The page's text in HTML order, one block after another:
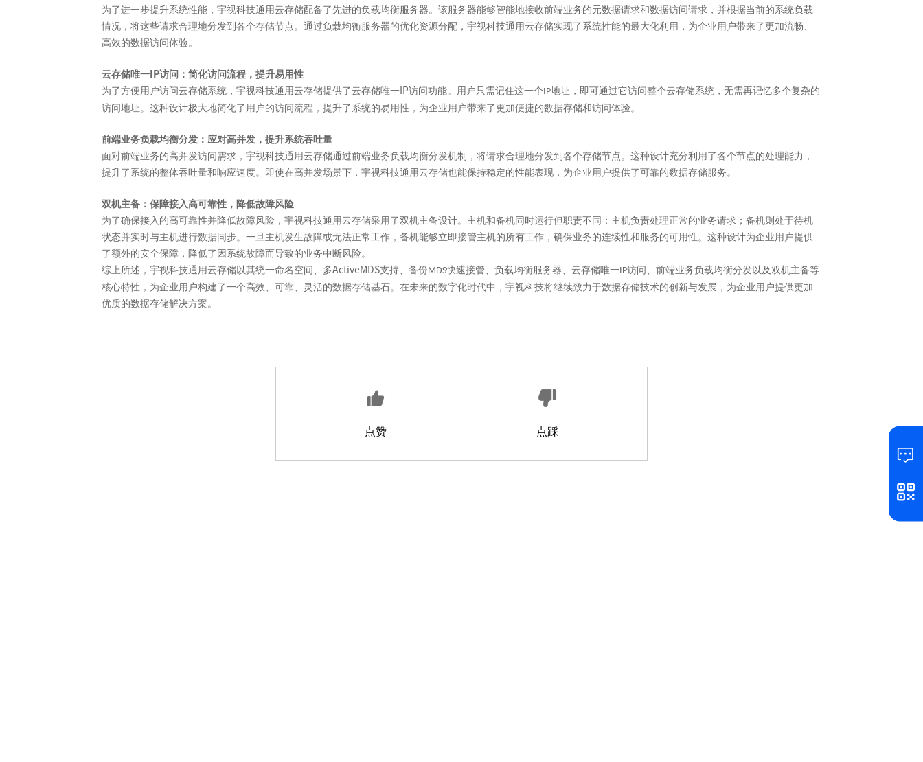
为了进一步提升系统性能，宇视科技通用云存储配备了先进的负载均衡服务器。该服务器能够智能地接收前端业务的元数据请求和数据访问请求，并根据当前的系统负载
情况，将这些请求合理地分发到各个存储节点。通过负载均衡服务器的优化资源分配，宇视科技通用云存储实现了系统性能的最大化利用，为企业用户带来了更加流畅、
高效的数据访问体验。
云存储唯一IP访问：简化访问流程，提升易用性
为了方便用户访问云存储系统，宇视科技通用云存储提供了云存储唯一IP访问功能。用户只需记住这一个IP地址，即可通过它访问整个云存储系统，无需再记忆多个复杂的
访问地址。这种设计极大地简化了用户的访问流程，提升了系统的易用性，为企业用户带来了更加便捷的数据存储和访问体验。
前端业务负载均衡分发：应对高并发，提升系统吞吐量
面对前端业务的高并发访问需求，宇视科技通用云存储通过前端业务负载均衡分发机制，将请求合理地分发到各个存储节点。这种设计充分利用了各个节点的处理能力，
提升了系统的整体吞吐量和响应速度。即使在高并发场景下，宇视科技通用云存储也能保持稳定的性能表现，为企业用户提供了可靠的数据存储服务。
双机主备：保障接入高可靠性，降低故障风险
为了确保接入的高可靠性并降低故障风险，宇视科技通用云存储采用了双机主备设计。主机和备机同时运行但职责不同：主机负责处理正常的业务请求；备机则处于待机
状态并实时与主机进行数据同步。一旦主机发生故障或无法正常工作，备机能够立即接管主机的所有工作，确保业务的连续性和服务的可用性。这种设计为企业用户提供
了额外的安全保障，降低了因系统故障而导致的业务中断风险。
综上所述，宇视科技通用云存储以其统一命名空间、多ActiveMDS支持、备份MDS快速接管、负载均衡服务器、云存储唯一IP访问、前端业务负载均衡分发以及双机主备等
核心特性，为企业用户构建了一个高效、可靠、灵活的数据存储基石。在未来的数字化时代中，宇视科技将继续致力于数据存储技术的创新与发展，为企业用户提供更加
优质的数据存储解决方案。